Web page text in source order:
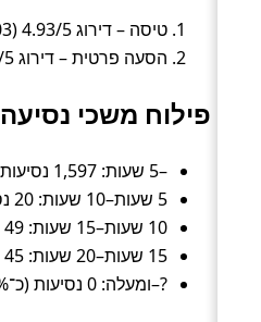
טיסה – דירוג 4.93/5 (403 חוות דעת).
הסעה פרטית – דירוג 4.8/5 (128 חוות דעת).
פילוח משכי נסיעה
–5 שעות: 1,597 נסיעות (כ־91%).
5 שעות–10 שעות: 20 נסיעות (כ־1%).
10 שעות–15 שעות: 49 נסיעות (כ־3%).
15 שעות–20 שעות: 45 נסיעות (כ־3%).
?–ומעלה: 0 נסיעות (כ־0%).